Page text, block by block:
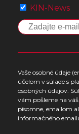
KIN-News
Vaše osobné údaje
účelom v súlade s
osobných údajov.
vám pošleme na
písomne, emailom
informačného